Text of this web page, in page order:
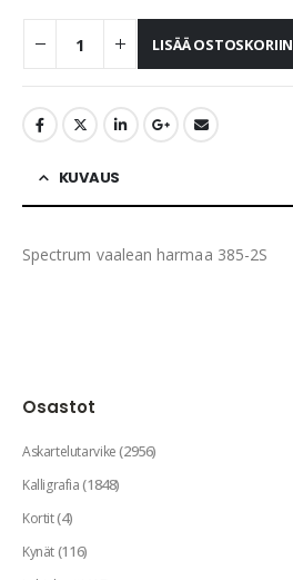
LISÄÄ OSTOSKORIIN
KUVAUS
Spectrum vaalean harmaa 385-2S
Osastot
Askartelutarvike(2956)
Kalligrafia(1848)
Kortit(4)
Kynät(116)